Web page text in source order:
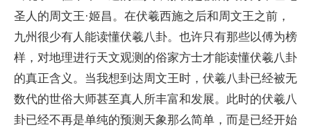
圣人的周文王·姬昌。在伏羲西施之后和周文王之前，
九州很少有人能读懂伏羲八卦。也许只有那些以傅为榜
样，对地理进行天文观测的俗家方士才能读懂伏羲八卦
的真正含义。当我想到达周文王时，伏羲八卦已经被无
数代的世俗大师甚至真人所丰富和发展。此时的伏羲八
卦已经不再是单纯的预测天象那么简单，而是已经开始